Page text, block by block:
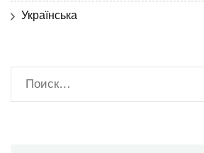
Українська
Найти: